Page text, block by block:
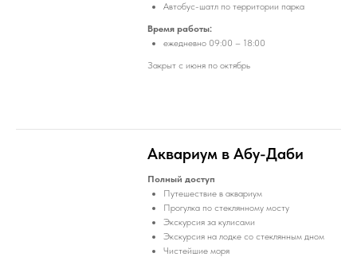
Автобус-шатл по территории парка
Время работы:
ежедневно 09:00 – 18:00
Закрыт с июня по октябрь
Аквариум в Абу-Даби
Полный доступ
Путешествие в аквариум
Прогулка по стеклянному мосту
Экскурсия за кулисами
Экскурсия на лодке со стеклянным дном
Чистейшие моря